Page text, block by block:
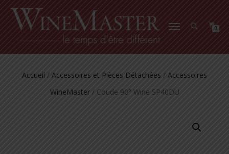
DÉPLIER
0
Accueil / Accessoires et Pièces Détachées / Accessoires
WineMaster/ Coude 90° Wine SP40DU